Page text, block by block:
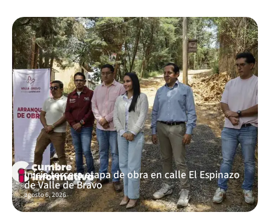
Inicia tercera etapa de obra en calle El Espinazo
de Valle de Bravo
agosto 6, 2026